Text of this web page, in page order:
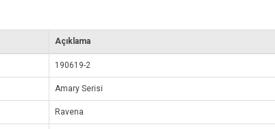
Açıklama
190619-2
Amary Serisi
Ravena